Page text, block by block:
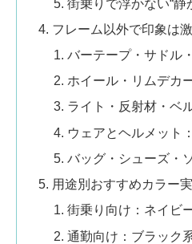
フレーム以外で印象は
バーテープ・サドル
ホイール・リムデカ
ライト・反射材・ベ
ウェアとヘルメット
バッグ・シューズ・
用途別おすすめカラー
街乗り向け：ネイビ
通勤向け：ブラック